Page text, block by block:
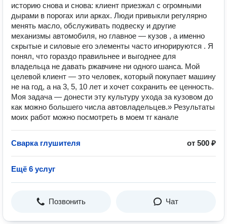
историю снова и снова: клиент приезжал с огромными
дырами в порогах или арках. Люди привыкли регулярно
менять масло, обслуживать подвеску и другие
механизмы автомобиля, но главное — кузов , а именно
скрытые и силовые его элементы часто игнорируются . Я
понял, что гораздо правильнее и выгоднее для
владельца не давать ржавчине ни одного шанса. Мой
целевой клиент — это человек, который покупает машину
не на год, а на 3, 5, 10 лет и хочет сохранить ее ценность.
Моя задача — донести эту культуру ухода за кузовом до
как можно большего числа автовладельцев.» Результаты
моих работ можно посмотреть в моем тг канале
Сварка глушителя от 500 ₽
Ещё 6 услуг
Позвонить Чат